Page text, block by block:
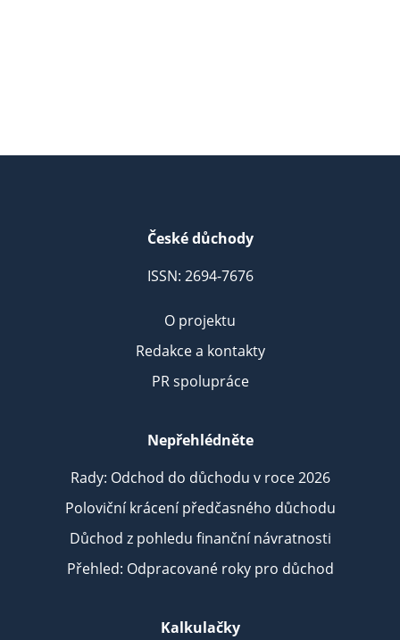
České důchody
ISSN: 2694-7676
O projektu
Redakce a kontakty
PR spolupráce
Nepřehlédněte
Rady: Odchod do důchodu v roce 2026
Poloviční krácení předčasného důchodu
Důchod z pohledu finanční návratnosti
Přehled: Odpracované roky pro důchod
Kalkulačky